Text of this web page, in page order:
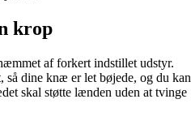
krop
af forkert indstillet udstyr.
så dine knæ er let bøjede, og du kan
skal støtte lænden uden at tvinge